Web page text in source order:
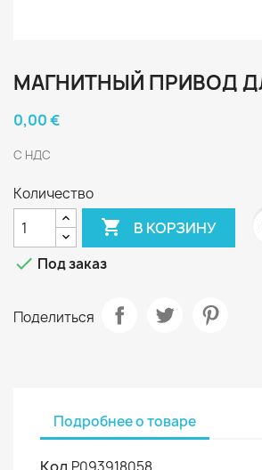
МАГНИТНЫЙ ПРИВОД
0,00 €
С НДС
Количество
 В КОРЗИНУ
 Под заказ
Поделиться
Подробнее о товаре